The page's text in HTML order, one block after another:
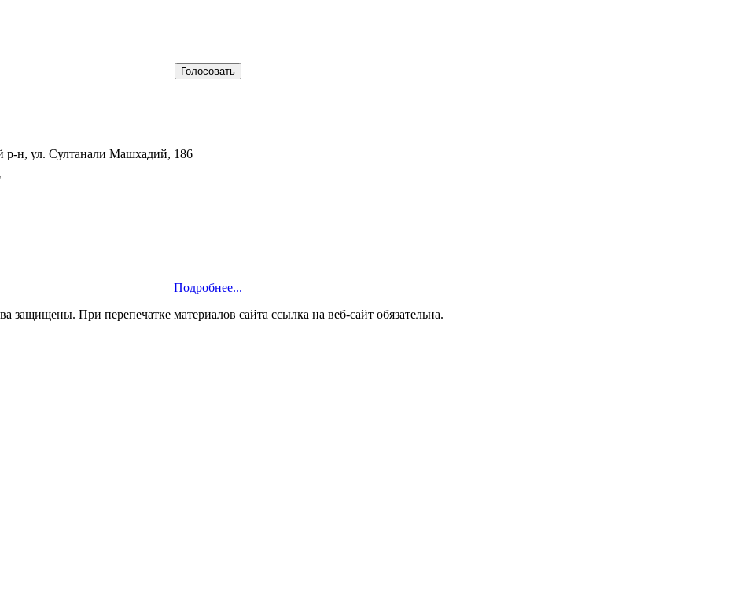
р-н, ул. Султанали Машхадий, 186
Подробнее...
При перепечатке материалов сайта ссылка на веб-сайт обязательна.